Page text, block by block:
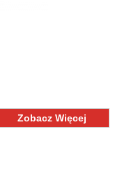
Zobacz Więcej